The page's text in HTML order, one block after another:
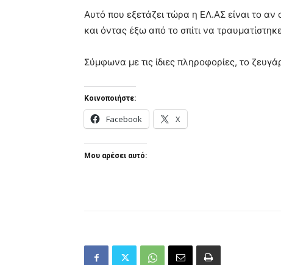
Αυτό που εξετάζει τώρα η ΕΛ.ΑΣ είναι το
και όντας έξω από το σπίτι να
Σύμφωνα με τις ίδιες πληροφορίες, το
Κοινοποιήστε:
Facebook X
Μου αρέσει αυτό: